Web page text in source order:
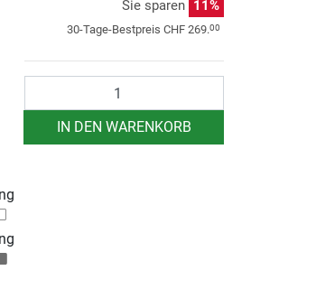
Sie sparen 11%
30-Tage-Bestpreis CHF 269.00
IN DEN WARENKORB